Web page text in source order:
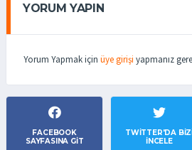
YORUM YAPIN
Yorum Yapmak için üye girişi yapmanız
FACEBOOK
SAYFASINA GIT
TWITTER'DA
İNCELE